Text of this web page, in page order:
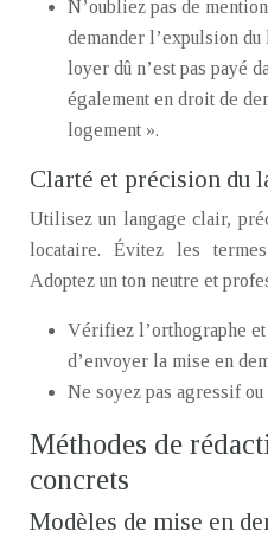
N’oubliez pas de
demander l’expulsion
loyer dû n’est pas payé
également en droit de
logement ».
Clarté et précision du
Utilisez un langage clair,
locataire. Évitez les
Adoptez un ton neutre et
Vérifiez l’orthographe
d’envoyer la mise en
Ne soyez pas agressif ou
Méthodes de
concrets
Modèles de mise en